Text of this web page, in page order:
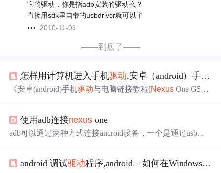
它的驱动，你是指adb安装的驱动么？
直接用sdk里自带的usbdriver就可以了
2010-11-09
——到底了——
怎样用计算机进入手机驱动,安卓（android）手机
《安卓(android)手机驱动与电脑链接教程[Nexus One G5为
版)》请在人人文库网上搜索。1、安卓(android)手机
电脑链接教程NexusOne G5本教程用G5作为示范，其他的
使用adb连接nexus one
adb可以通过两种方式连接android设备，一个是通过usb，
C上搭建好android SDK开发环境)：1、nexusone上修改设
android 调试驱动程序,android – 如何在Windows 7上安装